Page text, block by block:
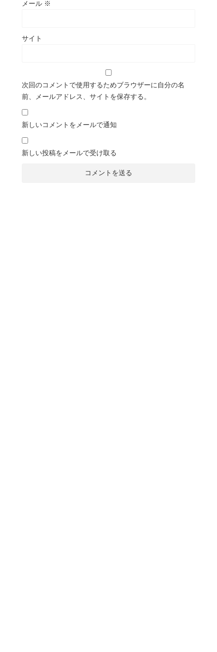
メール ※
サイト
次回のコメントで使用するためブラウザーに自分の名
前、メールアドレス、サイトを保存する。
新しいコメントをメールで通知
新しい投稿をメールで受け取る